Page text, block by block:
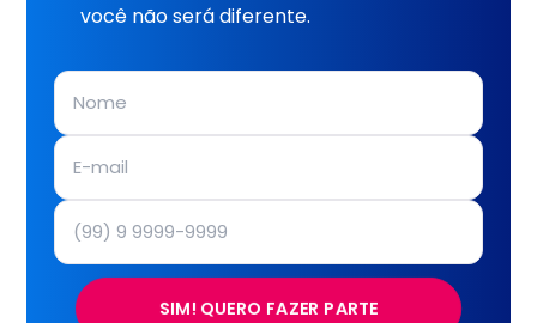
você não será diferente.
SIM! QUERO FAZER PARTE